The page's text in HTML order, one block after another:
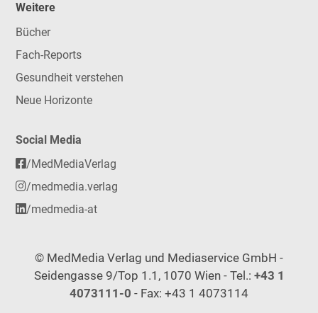
Weitere
Bücher
Fach-Reports
Gesundheit verstehen
Neue Horizonte
Social Media
/MedMediaVerlag
/medmedia.verlag
/medmedia-at
© MedMedia Verlag und Mediaservice GmbH -
Seidengasse 9/Top 1.1, 1070 Wien - Tel.: +43 1
4073111-0 - Fax: +43 1 4073114